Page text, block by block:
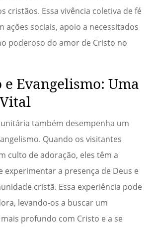
cristãos. Essa vivência coletiva de fé
ações sociais, apoio a necessitados
poderoso do amor de Cristo no
e Evangelismo: Uma
também desempenha um
Quando os visitantes
culto de adoração, eles têm a
experimentar a presença de Deus e
cristã. Essa experiência pode
levando-os a buscar um
profundo com Cristo e a se